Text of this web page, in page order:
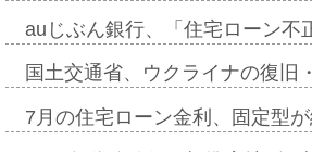
auじぶん銀行、「住宅ローン
国土交通省、ウクライナの復
7月の住宅ローン金利、固定型